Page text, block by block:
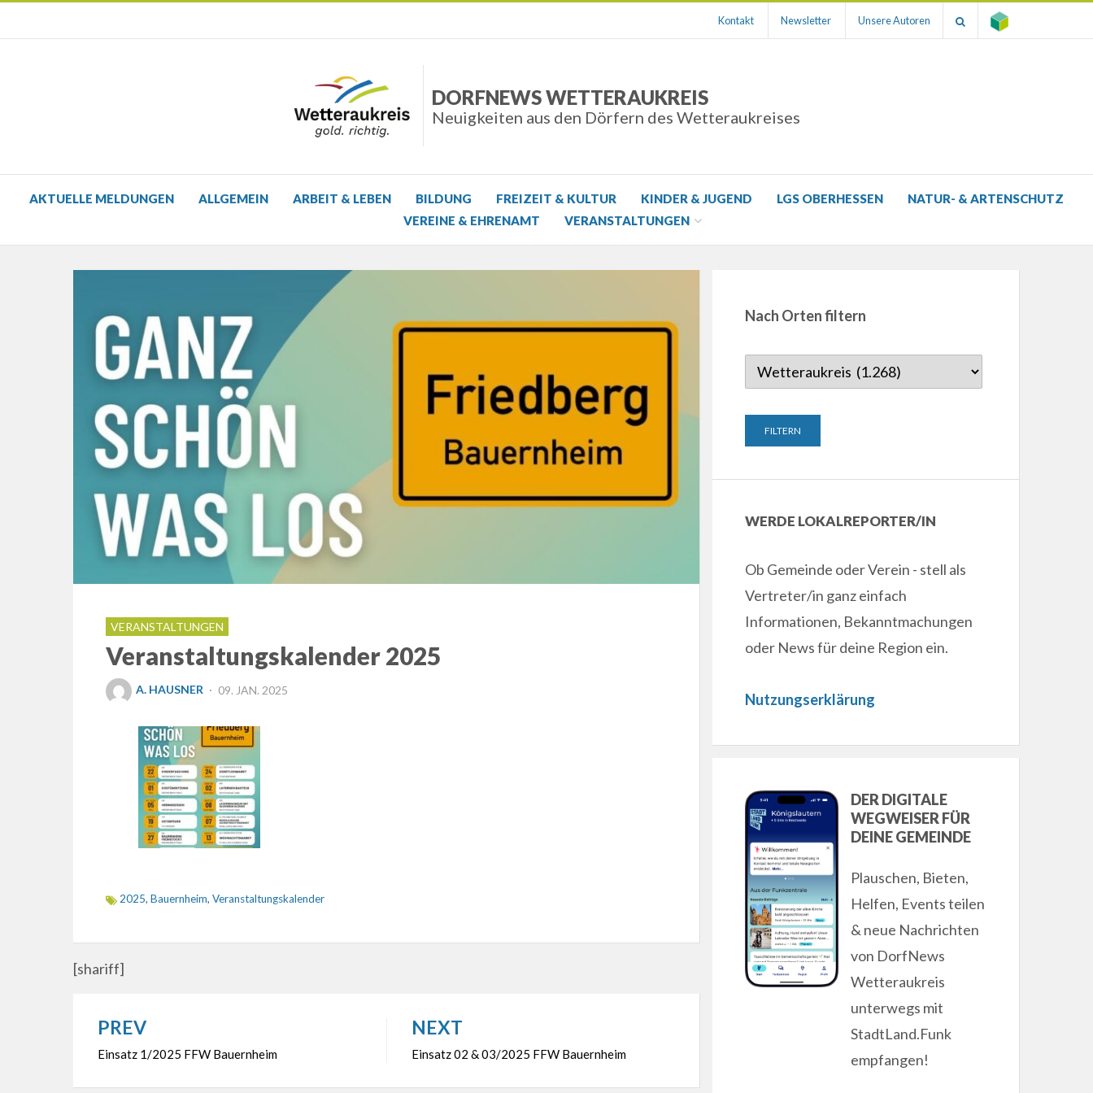
Kontakt Newsletter Unsere Autoren
DORFNEWS WETTERAUKREIS
Neuigkeiten aus den Dörfern des Wetteraukreises
AKTUELLE MELDUNGEN ALLGEMEIN ARBEIT & LEBEN BILDUNG FREIZEIT & KULTUR KINDER & JUGEND LGS OBERHESSEN
NATUR- & ARTENSCHUTZ
VEREINE & EHRENAMT
VERANSTALTUNGEN
VERANSTALTUNGEN
Veranstaltungskalender 2025
A. HAUSNER
POSTED
09. JAN. 2025
2025, Bauernheim, Veranstaltungskalender
[shariff]
Beitragsnavigation
PREV
Einsatz 1/2025 FFW Bauernheim
NEXT
Einsatz 02 & 03/2025 FFW Bauernheim
Nach Orten filtern
WERDE LOKALREPORTER/IN
Ob Gemeinde oder Verein - stell als
Vertreter/in ganz einfach
Informationen, Bekanntmachungen
oder News für deine Region ein.
Nutzungserklärung
DER DIGITALE
WEGWEISER FÜR
DEINE GEMEINDE
Plauschen, Bieten,
Helfen, Events teilen
& neue Nachrichten
von DorfNews
Wetteraukreis
unterwegs mit
StadtLand.Funk
empfangen!